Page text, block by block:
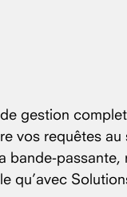
gestion
vos requêtes
bande-
qu’avec